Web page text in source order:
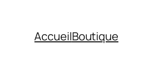
AccueilBoutique